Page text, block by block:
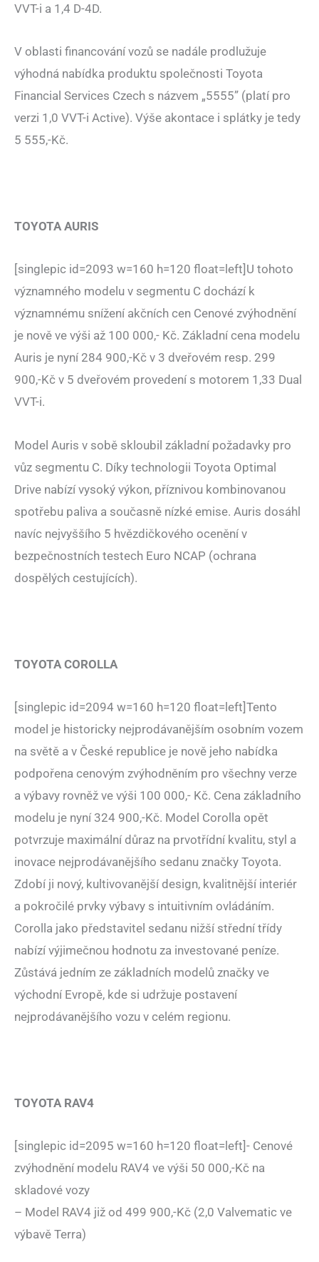
VVT-i a 1,4 D-4D.
V oblasti financování vozů se nadále prodlužuje
výhodná nabídka produktu společnosti Toyota
Financial Services Czech s názvem „5555” (platí pro
verzi 1,0 VVT-i Active). Výše akontace i splátky je tedy
5 555,-Kč.
TOYOTA AURIS
[singlepic id=2093 w=160 h=120 float=left]U tohoto
významného modelu v segmentu C dochází k
významnému snížení akčních cen Cenové zvýhodnění
je nově ve výši až 100 000,- Kč. Základní cena modelu
Auris je nyní 284 900,-Kč v 3 dveřovém resp. 299
900,-Kč v 5 dveřovém provedení s motorem 1,33 Dual
VVT-i.
Model Auris v sobě skloubil základní požadavky pro
vůz segmentu C. Díky technologii Toyota Optimal
Drive nabízí vysoký výkon, příznivou kombinovanou
spotřebu paliva a současně nízké emise. Auris dosáhl
navíc nejvyššího 5 hvězdičkového ocenění v
bezpečnostních testech Euro NCAP (ochrana
dospělých cestujících).
TOYOTA COROLLA
[singlepic id=2094 w=160 h=120 float=left]Tento
model je historicky nejprodávanějším osobním vozem
na světě a v České republice je nově jeho nabídka
podpořena cenovým zvýhodněním pro všechny verze
a výbavy rovněž ve výši 100 000,- Kč. Cena základního
modelu je nyní 324 900,-Kč. Model Corolla opět
potvrzuje maximální důraz na prvotřídní kvalitu, styl a
inovace nejprodávanějšího sedanu značky Toyota.
Zdobí ji nový, kultivovanější design, kvalitnější interiér
a pokročilé prvky výbavy s intuitivním ovládáním.
Corolla jako představitel sedanu nižší střední třídy
nabízí výjimečnou hodnotu za investované peníze.
Zůstává jedním ze základních modelů značky ve
východní Evropě, kde si udržuje postavení
nejprodávanějšího vozu v celém regionu.
TOYOTA RAV4
[singlepic id=2095 w=160 h=120 float=left]- Cenové
zvýhodnění modelu RAV4 ve výši 50 000,-Kč na
skladové vozy
– Model RAV4 již od 499 900,-Kč (2,0 Valvematic ve
výbavě Terra)